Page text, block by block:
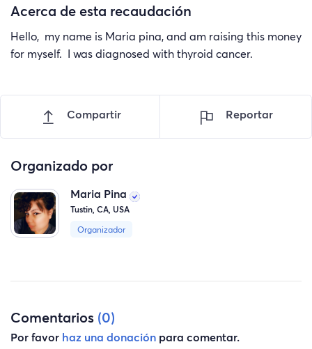
Acerca de esta recaudación
Hello, my name is Maria pina, and am raising this money
for myself. I was diagnosed with thyroid cancer.
Compartir Reportar
Organizado por
Maria Pina
Tustin, CA, USA
Organizador
Comentarios (0)
Por favor haz una donación para comentar.